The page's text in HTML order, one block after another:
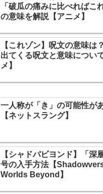
「破瓜の痛みに比べればこ
の意味を解説【アニメ】
【これゾン】呪文の意味は
出てくる呪文と意味につい
メ】
一人称が「き」の可能性が
【ネットスラング】
【シャドバビヨンド】「深
号の入手方法【
Worlds Beyond】